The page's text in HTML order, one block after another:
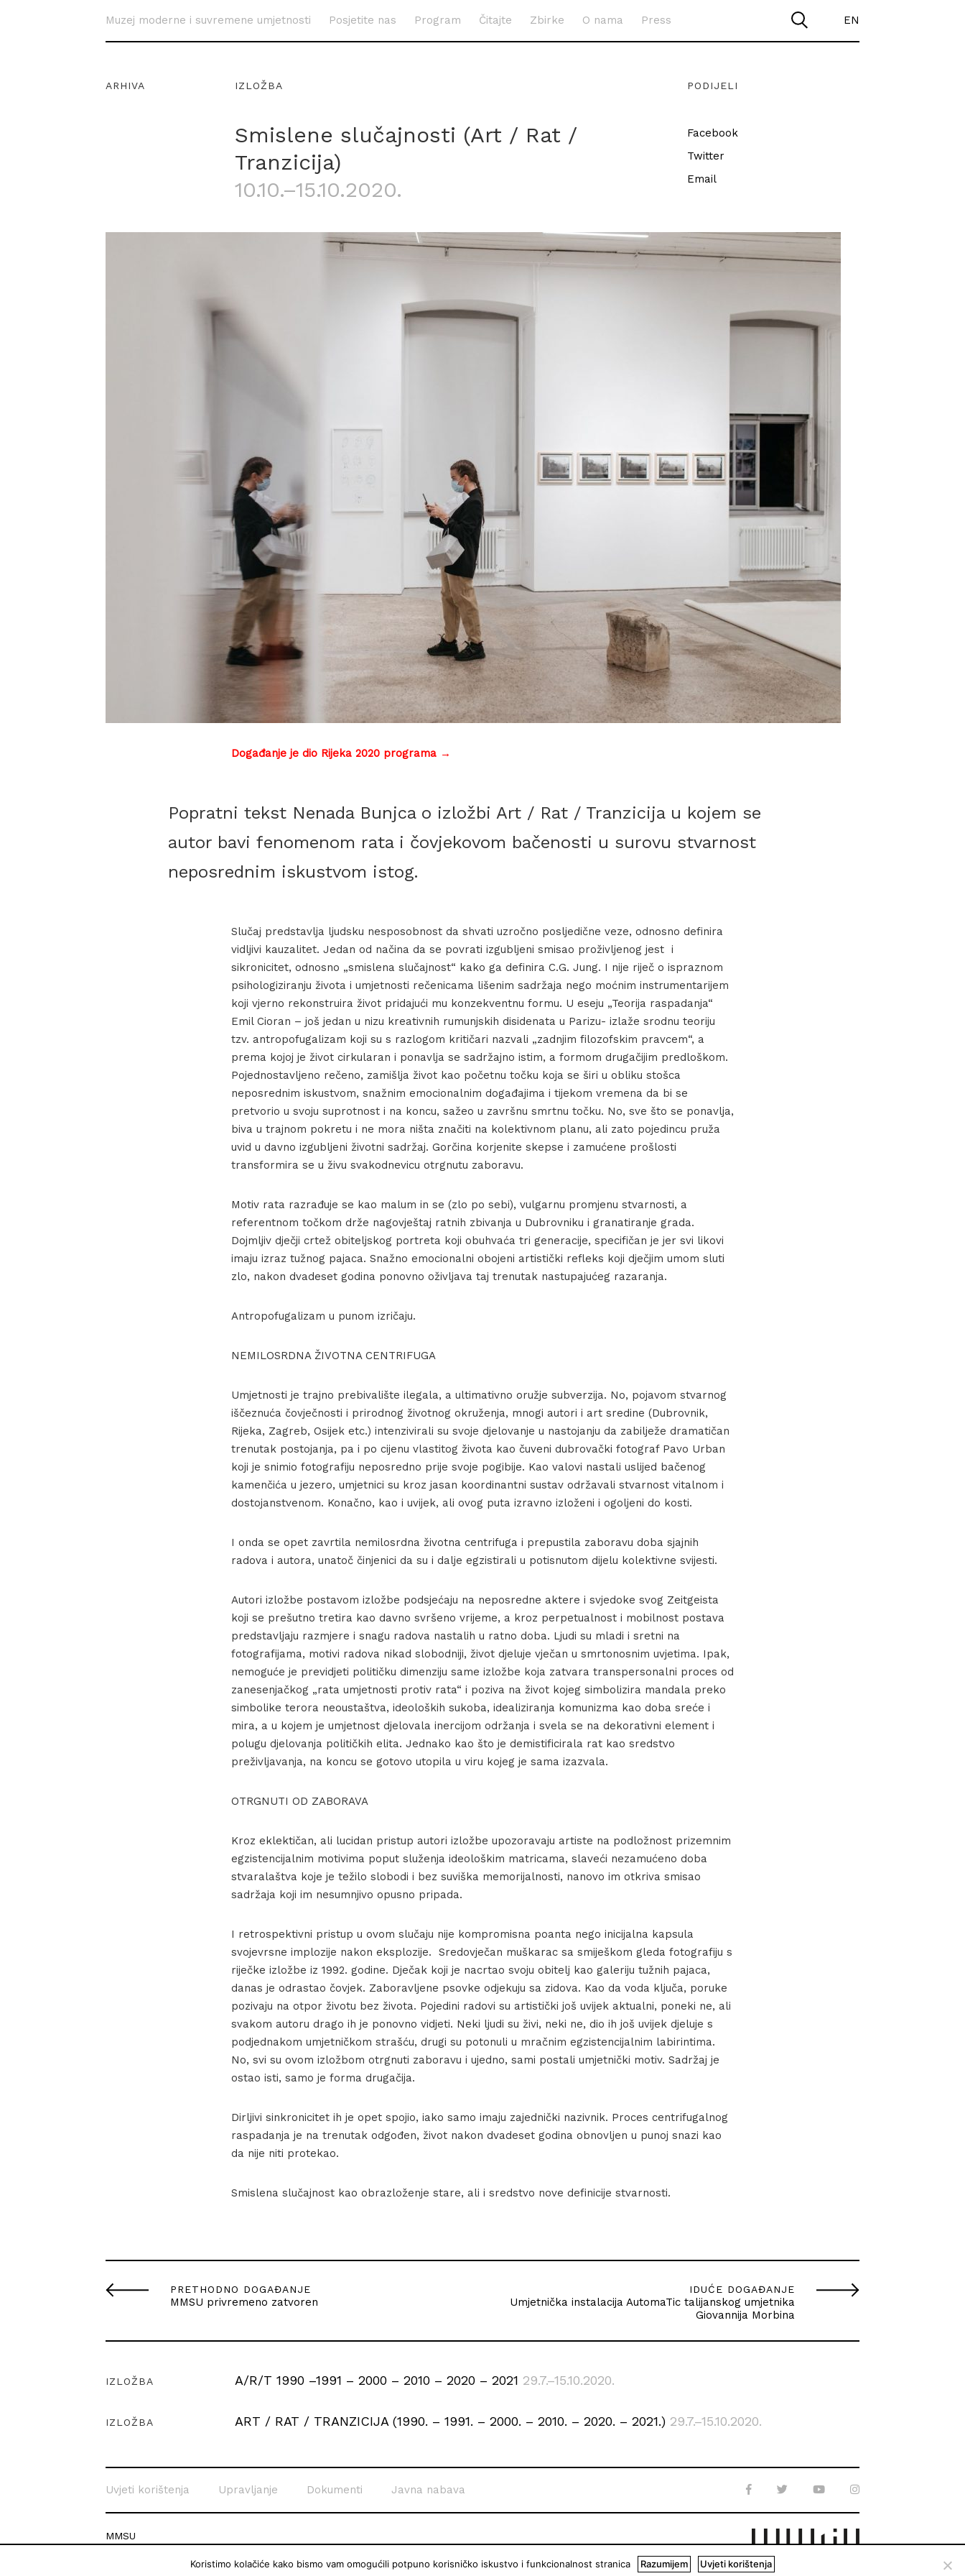
Muzej moderne i suvremene umjetnosti Posjetite nas Program Čitajte Zbirke O nama Press EN
ARHIVA IZLOŽBA PODIJELI
Smislene slučajnosti (Art / Rat /
Tranzicija)
10.10.–15.10.2020.
Facebook
Twitter
Email
Događanje je dio Rijeka 2020 programa →
Popratni tekst Nenada Bunjca o izložbi Art / Rat / Tranzicija u kojem se
autor bavi fenomenom rata i čovjekovom bačenosti u surovu stvarnost
neposrednim iskustvom istog.
Slučaj predstavlja ljudsku nesposobnost da shvati uzročno posljedične veze, odnosno definira
vidljivi kauzalitet. Jedan od načina da se povrati izgubljeni smisao proživljenog jest i
sikronicitet, odnosno „smislena slučajnost“ kako ga definira C.G. Jung. I nije riječ o ispraznom
psihologiziranju života i umjetnosti rečenicama lišenim sadržaja nego moćnim instrumentarijem
koji vjerno rekonstruira život pridajući mu konzekventnu formu. U eseju „Teorija raspadanja“
Emil Cioran – još jedan u nizu kreativnih rumunjskih disidenata u Parizu- izlaže srodnu teoriju
tzv. antropofugalizam koji su s razlogom kritičari nazvali „zadnjim filozofskim pravcem“, a
prema kojoj je život cirkularan i ponavlja se sadržajno istim, a formom drugačijim predloškom.
Pojednostavljeno rečeno, zamišlja život kao početnu točku koja se širi u obliku stošca
neposrednim iskustvom, snažnim emocionalnim događajima i tijekom vremena da bi se
pretvorio u svoju suprotnost i na koncu, sažeo u završnu smrtnu točku. No, sve što se ponavlja,
biva u trajnom pokretu i ne mora ništa značiti na kolektivnom planu, ali zato pojedincu pruža
uvid u davno izgubljeni životni sadržaj. Gorčina korjenite skepse i zamućene prošlosti
transformira se u živu svakodnevicu otrgnutu zaboravu.
Motiv rata razrađuje se kao malum in se (zlo po sebi), vulgarnu promjenu stvarnosti, a
referentnom točkom drže nagovještaj ratnih zbivanja u Dubrovniku i granatiranje grada.
Dojmljiv dječji crtež obiteljskog portreta koji obuhvaća tri generacije, specifičan je jer svi likovi
imaju izraz tužnog pajaca. Snažno emocionalni obojeni artistički refleks koji dječjim umom sluti
zlo, nakon dvadeset godina ponovno oživljava taj trenutak nastupajućeg razaranja.
Antropofugalizam u punom izričaju.
NEMILOSRDNA ŽIVOTNA CENTRIFUGA
Umjetnosti je trajno prebivalište ilegala, a ultimativno oružje subverzija. No, pojavom stvarnog
iščeznuća čovječnosti i prirodnog životnog okruženja, mnogi autori i art sredine (Dubrovnik,
Rijeka, Zagreb, Osijek etc.) intenzivirali su svoje djelovanje u nastojanju da zabilježe dramatičan
trenutak postojanja, pa i po cijenu vlastitog života kao čuveni dubrovački fotograf Pavo Urban
koji je snimio fotografiju neposredno prije svoje pogibije. Kao valovi nastali uslijed bačenog
kamenčića u jezero, umjetnici su kroz jasan koordinantni sustav održavali stvarnost vitalnom i
dostojanstvenom. Konačno, kao i uvijek, ali ovog puta izravno izloženi i ogoljeni do kosti.
I onda se opet zavrtila nemilosrdna životna centrifuga i prepustila zaboravu doba sjajnih
radova i autora, unatoč činjenici da su i dalje egzistirali u potisnutom dijelu kolektivne svijesti.
Autori izložbe postavom izložbe podsjećaju na neposredne aktere i svjedoke svog Zeitgeista
koji se prešutno tretira kao davno svršeno vrijeme, a kroz perpetualnost i mobilnost postava
predstavljaju razmjere i snagu radova nastalih u ratno doba. Ljudi su mladi i sretni na
fotografijama, motivi radova nikad slobodniji, život djeluje vječan u smrtonosnim uvjetima. Ipak,
nemoguće je previdjeti političku dimenziju same izložbe koja zatvara transpersonalni proces od
zanesenjačkog „rata umjetnosti protiv rata“ i poziva na život kojeg simbolizira mandala preko
simbolike terora neoustaštva, ideoloških sukoba, idealiziranja komunizma kao doba sreće i
mira, a u kojem je umjetnost djelovala inercijom održanja i svela se na dekorativni element i
polugu djelovanja političkih elita. Jednako kao što je demistificirala rat kao sredstvo
preživljavanja, na koncu se gotovo utopila u viru kojeg je sama izazvala.
OTRGNUTI OD ZABORAVA
Kroz eklektičan, ali lucidan pristup autori izložbe upozoravaju artiste na podložnost prizemnim
egzistencijalnim motivima poput služenja ideološkim matricama, slaveći nezamućeno doba
stvaralaštva koje je težilo slobodi i bez suviška memorijalnosti, nanovo im otkriva smisao
sadržaja koji im nesumnjivo opusno pripada.
I retrospektivni pristup u ovom slučaju nije kompromisna poanta nego inicijalna kapsula
svojevrsne implozije nakon eksplozije. Sredovječan muškarac sa smiješkom gleda fotografiju s
riječke izložbe iz 1992. godine. Dječak koji je nacrtao svoju obitelj kao galeriju tužnih pajaca,
danas je odrastao čovjek. Zaboravljene psovke odjekuju sa zidova. Kao da voda ključa, poruke
pozivaju na otpor životu bez života. Pojedini radovi su artistički još uvijek aktualni, poneki ne, ali
svakom autoru drago ih je ponovno vidjeti. Neki ljudi su živi, neki ne, dio ih još uvijek djeluje s
podjednakom umjetničkom strašću, drugi su potonuli u mračnim egzistencijalnim labirintima.
No, svi su ovom izložbom otrgnuti zaboravu i ujedno, sami postali umjetnički motiv. Sadržaj je
ostao isti, samo je forma drugačija.
Dirljivi sinkronicitet ih je opet spojio, iako samo imaju zajednički nazivnik. Proces centrifugalnog
raspadanja je na trenutak odgođen, život nakon dvadeset godina obnovljen u punoj snazi kao
da nije niti protekao.
Smislena slučajnost kao obrazloženje stare, ali i sredstvo nove definicije stvarnosti.
PRETHODNO DOGAĐANJE
MMSU privremeno zatvoren
IDUĆE DOGAĐANJE
Umjetnička instalacija AutomaTic talijanskog umjetnika
Giovannija Morbina
IZLOŽBA A/R/T 1990 –1991 – 2000 – 2010 – 2020 – 2021 29.7.–15.10.2020.
IZLOŽBA ART / RAT / TRANZICIJA (1990. – 1991. – 2000. – 2010. – 2020. – 2021.) 29.7.–15.10.2020.
Uvjeti korištenja Upravljanje Dokumenti Javna nabava
MMSU
Koristimo kolačiće kako bismo vam omogućili potpuno korisničko iskustvo i funkcionalnost stranica Razumijem Uvjeti korištenja